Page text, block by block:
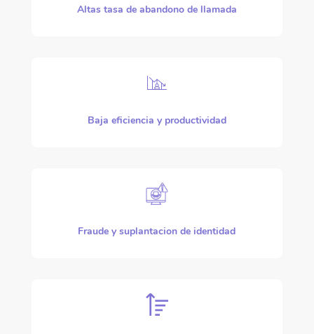
Altas tasa de abandono de llamada
Baja eficiencia y productividad
Fraude y suplantacion de identidad